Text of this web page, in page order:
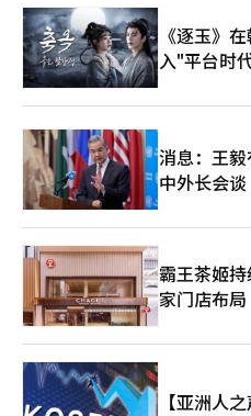
《逐玉》
入"平台时
消息：王
中外长会谈
霸王茶姬
家门店布局
【亚洲人